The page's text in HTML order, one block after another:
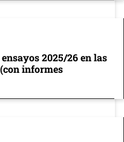
2025/26 en las
informes